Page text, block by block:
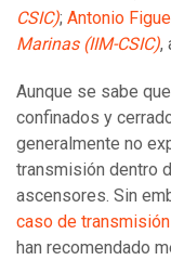
CSIC); Antonio
Marinas (IIM-CSIC),
Aunque se sabe
confinados y
generalmente no
transmisión dentro
ascensores. Sin
caso de
han recomendado